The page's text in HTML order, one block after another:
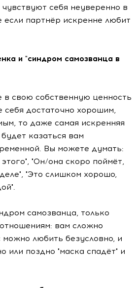
себя неуверенно в
партнёр искренне любит
и "синдром самозванца в
в свою собственную ценность
себя достаточно хорошим,
то даже самая искренняя
казаться вам
Вы можете думать:
"Он/она скоро поймёт,
"Это слишком хорошо,
самозванца, только
вам сложно
можно любить безусловно, и
или поздно "маска спадёт" и